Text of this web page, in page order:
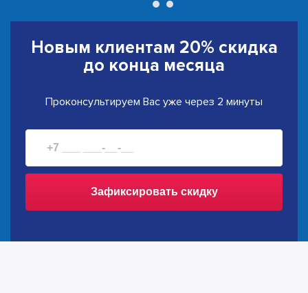
Новым клиентам 20% скидка
до конца месяца
Проконсультируем Вас уже через 2 минуты
Зафиксировать скидку